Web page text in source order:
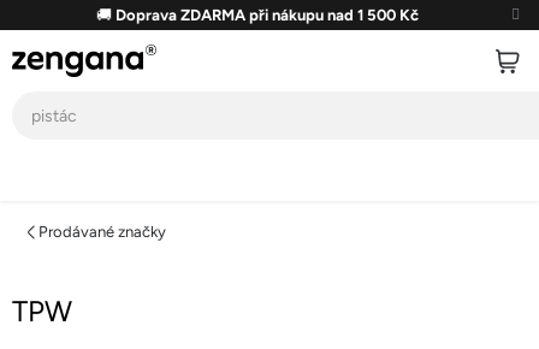
obsah
🚚 Doprava ZDARMA při nákupu nad 1 500 Kč
Prodávané značky
TPW